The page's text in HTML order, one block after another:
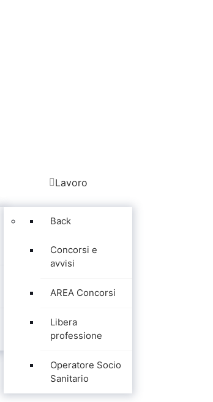
Lavoro
Back
Concorsi e
avvisi
AREA Concorsi
Libera
professione
Operatore Socio
Sanitario